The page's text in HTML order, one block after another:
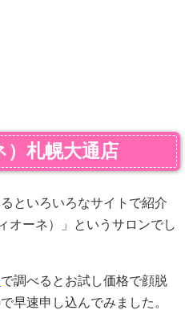
札幌大通店
といろいろなサイトで紹介
オーネ）」というサロンでし
で調べるとお試し価格で顔脱
早速申し込んでみました。